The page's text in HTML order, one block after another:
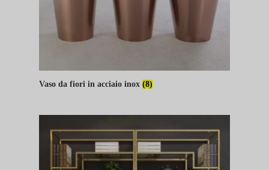
Vaso da fiori in acciaio inox (8)